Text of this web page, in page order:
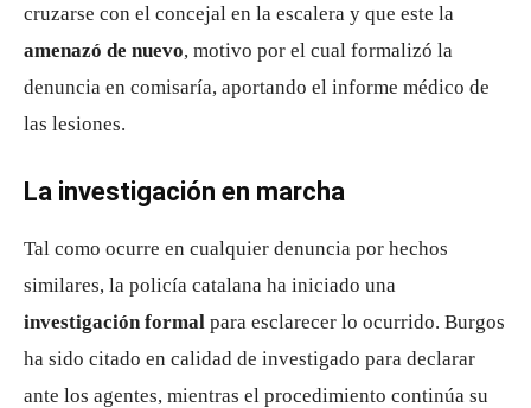
cruzarse con el concejal en la escalera y que este la
amenazó de nuevo, motivo por el cual formalizó la
denuncia en comisaría, aportando el informe médico de
las lesiones.
La investigación en marcha
Tal como ocurre en cualquier denuncia por hechos
similares, la policía catalana ha iniciado una
investigación formal para esclarecer lo ocurrido. Burgos
ha sido citado en calidad de investigado para declarar
ante los agentes, mientras el procedimiento continúa su